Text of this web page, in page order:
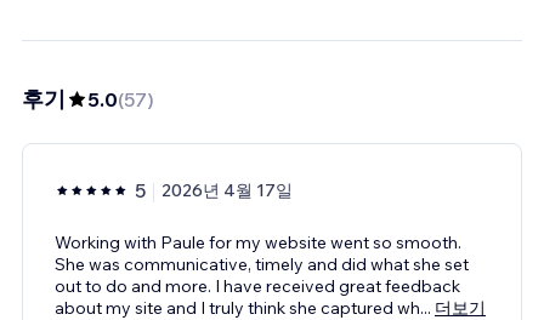
후기 5.0(57)
5 2026년 4월 17일
Working with Paule for my website went so smooth.
She was communicative, timely and did what she set
out to do and more. I have received great feedback
about my site and I truly think she captured wh... 더보기